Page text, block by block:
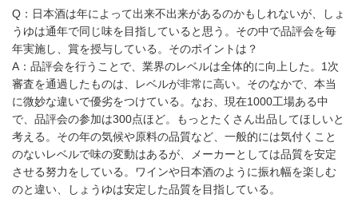
Q：日本酒は年によって出来不出来があるのかもしれないが、しょ
うゆは通年で同じ味を目指していると思う。その中で品評会を毎
年実施し、賞を授与している。そのポイントは？
A：品評会を行うことで、業界のレベルは全体的に向上した。1次
審査を通過したものは、レベルが非常に高い。そのなかで、本当
に微妙な違いで優劣をつけている。なお、現在1000工場ある中
で、品評会の参加は300点ほど。もっとたくさん出品してほしいと
考える。その年の気候や原料の品質など、一般的には気付くこと
のないレベルで味の変動はあるが、メーカーとしては品質を安定
させる努力をしている。ワインや日本酒のように振れ幅を楽しむ
のと違い、しょうゆは安定した品質を目指している。